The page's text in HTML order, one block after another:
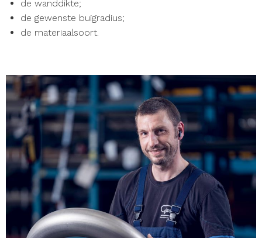
de wanddikte;
de gewenste buigradius;
de materiaalsoort.